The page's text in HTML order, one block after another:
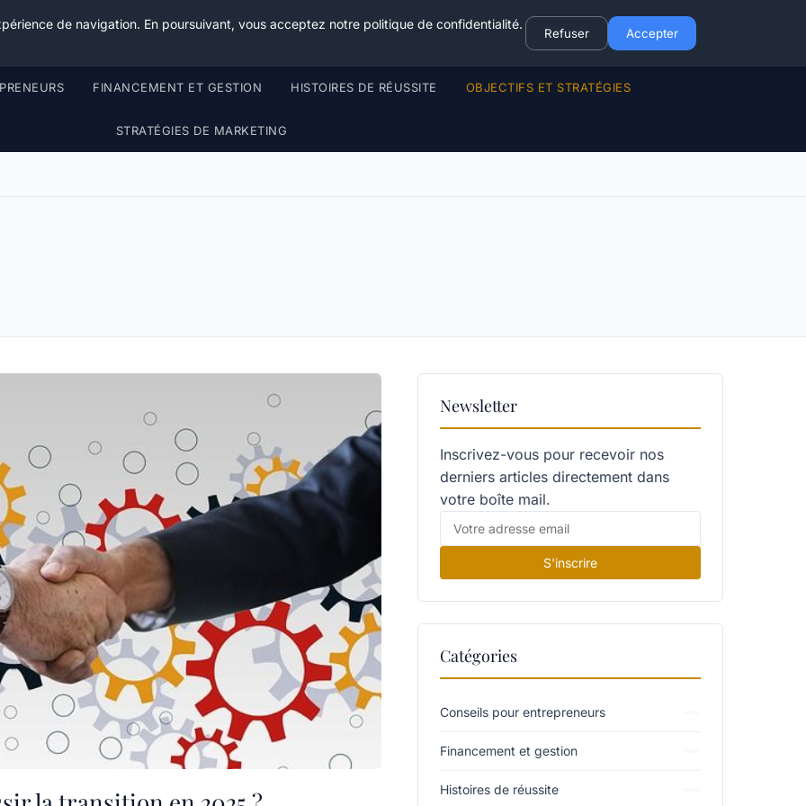
Henry Panky
FINANCEMENT ET GESTION HISTOIRES DE RÉUSSITE OBJECTIFS ET STRATÉGIES
STRATÉGIES DE MARKETING
Newsletter
Inscrivez-vous pour recevoir nos
derniers articles directement dans
votre boîte mail.
S'inscrire
Catégories
Conseils pour entrepreneurs
Financement et gestion
Histoires de réussite
de navigation. En poursuivant, vous acceptez notre politique de confidentialité.
Refuser Accepter